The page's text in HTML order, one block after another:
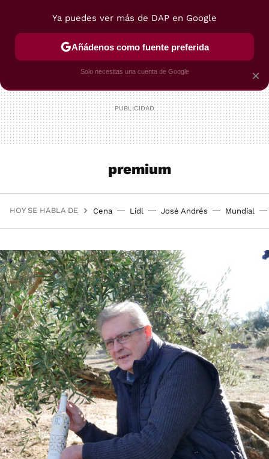
POSTRES VIAJES SELECCIÓN VEGUI
premium
HOY SE HABLA DE Cena Lidl José Andrés Mundial
×
Ya puedes ver más de DAP en Google
Añádenos como fuente preferida
Solo necesitas una cuenta de Google